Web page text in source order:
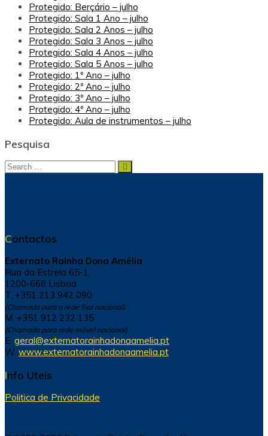
Protegido: Berçário – julho
Protegido: Sala 1 Ano – julho
Protegido: Sala 2 Anos – julho
Protegido: Sala 3 Anos – julho
Protegido: Sala 4 Anos – julho
Protegido: Sala 5 Anos – julho
Protegido: 1º Ano – julho
Protegido: 2º Ano – julho
Protegido: 3º Ano – julho
Protegido: 4º Ano – julho
Protegido: Aula de instrumentos – julho
Pesquisa
Search
Search
Contactos
Externato Rainha Dona Amélia
Rua da Estrela 65-1,
1200-668 Lisboa
T. +351 213 942 090
(Chamada para a rede fixa nacional)
M. +351 912 232 135
(Chamada para rede móvel nacional)
E. geral@externatorainhadonaamelia.pt
W. www.externatorainhadonaamelia.pt
Info Uteis
Politica de Privacidade